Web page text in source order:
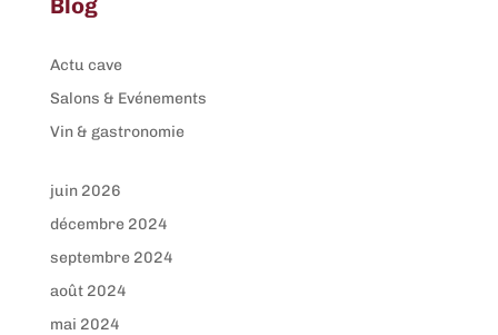
Actu cave
Salons & Evénements
Vin & gastronomie
juin 2026
décembre 2024
septembre 2024
août 2024
mai 2024